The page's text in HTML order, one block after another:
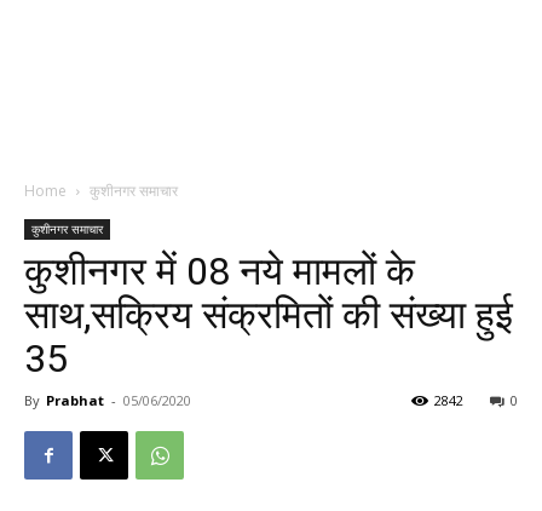
Home कुशीनगर समाचार
कुशीनगर समाचार
कुशीनगर में 08 नये मामलों के
साथ,सक्रिय संक्रमितों की संख्या हुई
35
By Prabhat - 05/06/2020 0
2842